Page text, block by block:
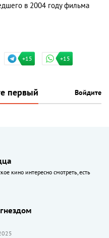
в 2004 году фильма
+15 +15
первый Войдите
кино интересно смотреть, есть